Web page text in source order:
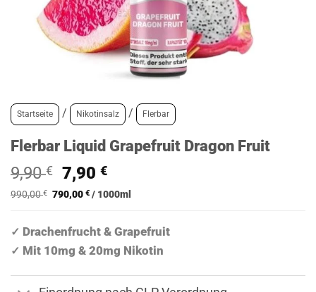
Startseite / Nikotinsalz / Flerbar
Flerbar Liquid Grapefruit Dragon Fruit
9,90€
Ursprünglicher
Preis
9,90 €
7,90€Aktueller
Preis
7,90 €.
990,00€ 790,00€ / 1000ml
✓ Drachenfrucht & Grapefruit
✓ Mit 10mg & 20mg Nikotin